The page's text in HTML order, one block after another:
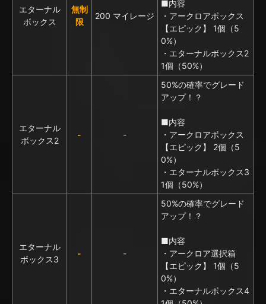
エターナル
ボックス
無制
限
200 マイレージ
■内容
・アークロアボックス
【エピック】 1個（5
0%）
・エターナルボックス2
1個（50%）
エターナル
ボックス2
- -
50%の確率でグレード
アップ！？
■内容
・アークロアボックス
【エピック】 2個（5
0%）
・エターナルボックス3
1個（50%）
エターナル
ボックス3
- -
50%の確率でグレード
アップ！？
■内容
・アークロア選択箱
【エピック】 1個（5
0%）
・エターナルボックス4